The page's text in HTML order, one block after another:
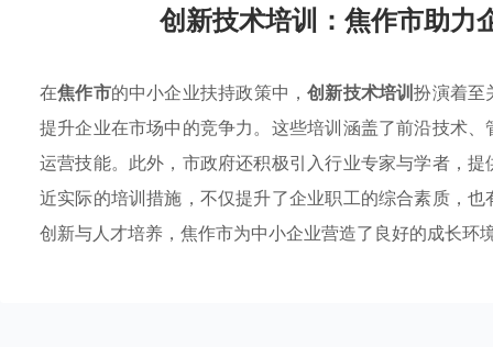
创新技术培训：焦作市助力
在焦作市的中小企业扶持政策中，创新技术培训扮演着至
提升企业在市场中的竞争力。这些培训涵盖了前沿技术
运营技能。此外，市政府还积极引入行业专家与学者，
近实际的培训措施，不仅提升了企业职工的综合素质，也
创新与人才培养，焦作市为中小企业营造了良好的成长环